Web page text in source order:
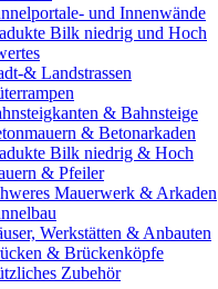
und Innenwände
Bilk niedrig und Hoch
& Landstrassen
& Bahnsteige
& Betonarkaden
Bilk niedrig & Hoch
& Pfeiler
Mauerwerk & Arkaden
Werkstätten & Anbauten
& Brückenköpfe
Zubehör